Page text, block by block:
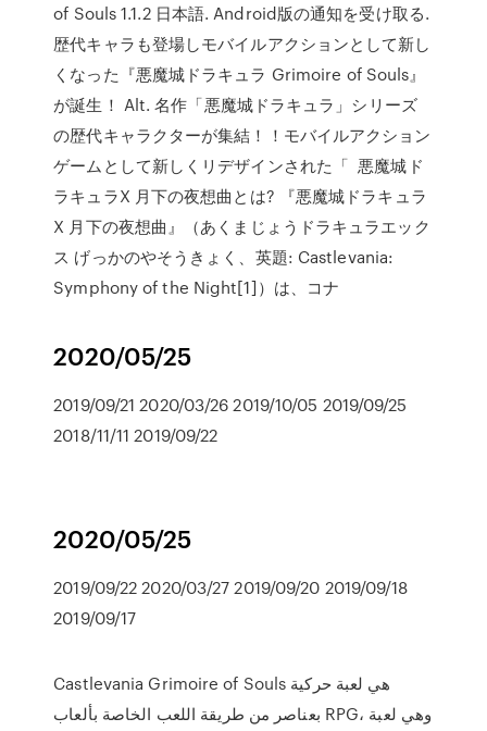
of Souls 1.1.2 日本語. Android版の通知を受け取る.
歴代キャラも登場しモバイルアクションとして新し
くなった『悪魔城ドラキュラ Grimoire of Souls』
が誕生！ Alt. 名作「悪魔城ドラキュラ」シリーズ
の歴代キャラクターが集結！！モバイルアクション
ゲームとして新しくリデザインされた「 悪魔城ド
ラキュラX 月下の夜想曲とは? 『悪魔城ドラキュラ
X 月下の夜想曲』（あくまじょうドラキュラエック
ス げっかのやそうきょく、英題: Castlevania:
Symphony of the Night[1]）は、コナ
2020/05/25
2019/09/21 2020/03/26 2019/10/05 2019/09/25
2018/11/11 2019/09/22
2020/05/25
2019/09/22 2020/03/27 2019/09/20 2019/09/18
2019/09/17
Castlevania Grimoire of Souls هي لعبة حركية
بعناصر من طريقة اللعب الخاصة بألعاب RPG، وهي لعبة